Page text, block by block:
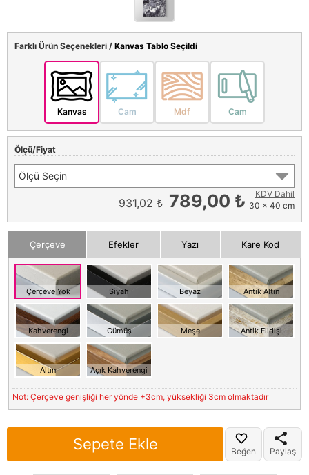
Farklı Ürün Seçenekleri / Kanvas Tablo Seçildi
Kanvas Cam Mdf Cam
Ölçü/Fiyat
Ölçü Seçin
931,02 ₺ 789,00 ₺
KDV Dahil
30 x 40 cm
Çerçeve Efekler Yazı Kare Kod
Çerçeve Yok Siyah Beyaz Antik Altın
Kahverengi Gümüş Meşe Antik Fildişi
Altın Açık Kahverengi
Not: Çerçeve genişliği her yönde +3cm, yüksekliği 3cm olmaktadır
Sepete Ekle Beğen Paylaş